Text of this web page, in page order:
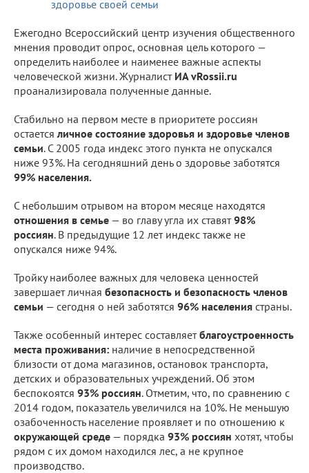
Ежегодно Всероссийский центр изучения общественного
мнения проводит опрос, основная цель которого —
определить наиболее и наименее важные аспекты
человеческой жизни. Журналист ИА vRossii.ru
проанализировала полученные данные.
Стабильно на первом месте в приоритете россиян
остается личное состояние здоровья и здоровье членов
семьи. С 2005 года индекс этого пункта не опускался
ниже 93%. На сегодняшний день о здоровье заботятся
99% населения.
С небольшим отрывом на втором месяце находятся
отношения в семье — во главу угла их ставят98%
россиян. В предыдущие 12 лет индекс также не
опускался ниже 94%.
Тройку наиболее важных для человека ценностей
завершает личная безопасность и безопасность членов
семьи — сегодня о ней заботятся 96% населения страны.
Также особенный интерес составляетблагоустроенность
места проживания: наличие в непосредственной
близости от дома магазинов, остановок транспорта,
детских и образовательных учреждений. Об этом
беспокоятся 93% россиян. Отметим, что, по сравнению с
2014 годом, показатель увеличился на 10%. Не меньшую
озабоченность население проявляет и по отношению к
окружающей среде — порядка 93% россиян хотят, чтобы
рядом с их домом находился лес, а не крупное
производство.